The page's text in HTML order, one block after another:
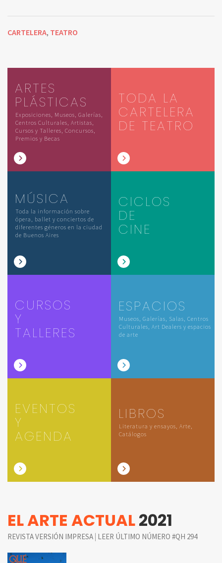
CARTELERA, TEATRO
ARTES
PLÁSTICAS
Exposiciones, Museos, Galerías,
Centros Culturales, Artistas,
Cursos y Talleres, Concursos,
Premios y Becas
TODA LA
CARTELERA
DE TEATRO
MÚSICA
Toda la información sobre
ópera, ballet y conciertos de
diferentes géneros en la ciudad
de Buenos Aires
CICLOS
DE
CINE
CURSOS
Y
TALLERES
ESPACIOS
Museos, Galerías, Salas, Centros
Culturales, Art Dealers y espacios
de arte
EVENTOS
Y
AGENDA
LIBROS
Literatura y ensayos, Arte,
Catálogos
EL ARTE ACTUAL2021
REVISTA VERSIÓN IMPRESA | LEER ÚLTIMO NÚMERO #QH 294